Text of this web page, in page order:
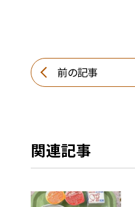
前の記事
関連記事